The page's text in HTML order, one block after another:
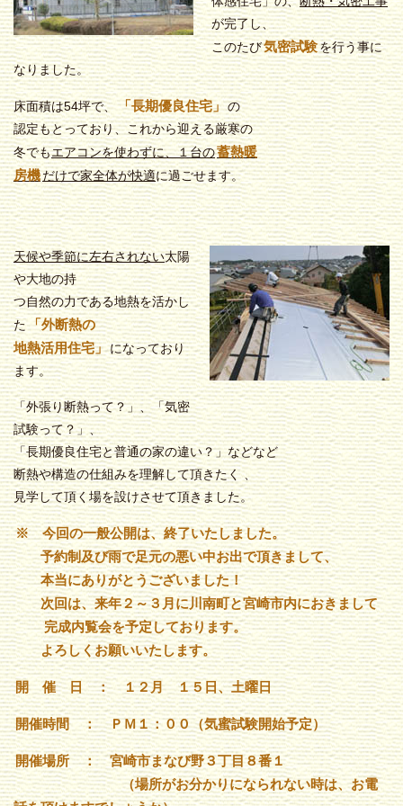
が完了し、
このたび気密試験を行う事に
なりました。
床面積は54坪で、「長期優良住宅」の
認定もとっており、これから迎える厳寒の
冬でもエアコンを使わずに、１台の蓄熱暖
房機だけで家全体が快適に過ごせます。
天候や季節に左右されない太陽
や大地の持
つ自然の力である地熱を活かし
た「外断熱の
地熱活用住宅」になっており
ます。
「外張り断熱って？」、「気密
試験って？」、
「長期優良住宅と普通の家の違い？」などなど
断熱や構造の仕組みを理解して頂きたく 、
見学して頂く場を設けさせて頂きました。
※ 今回の一般公開は、終了いたしました。
予約制及び雨で足元の悪い中お出で頂きまして、
本当にありがとうございました！
次回は、来年２～３月に川南町と宮崎市内におきまして
完成内覧会を予定しております。
よろしくお願いいたします。
開 催 日 ： １２月 １５日、土曜日
開催時間 ： ＰＭ１：００（気蜜試験開始予定）
開催場所 ： 宮崎市まなび野３丁目８番１
（場所がお分かりになられない時は、お電